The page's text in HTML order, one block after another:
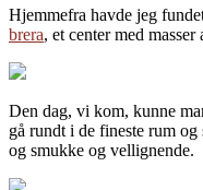
Hjemmefra havde jeg
brera, et center med
Den dag, vi kom, kunne
gå rundt i de fineste rum
og smukke og vellignende.